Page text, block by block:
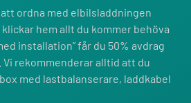
ordna med elbilsladdningen
hem allt du kommer behöva
installation” får du 50% avdrag
rekommenderar alltid att du
med lastbalanserare, laddkabel